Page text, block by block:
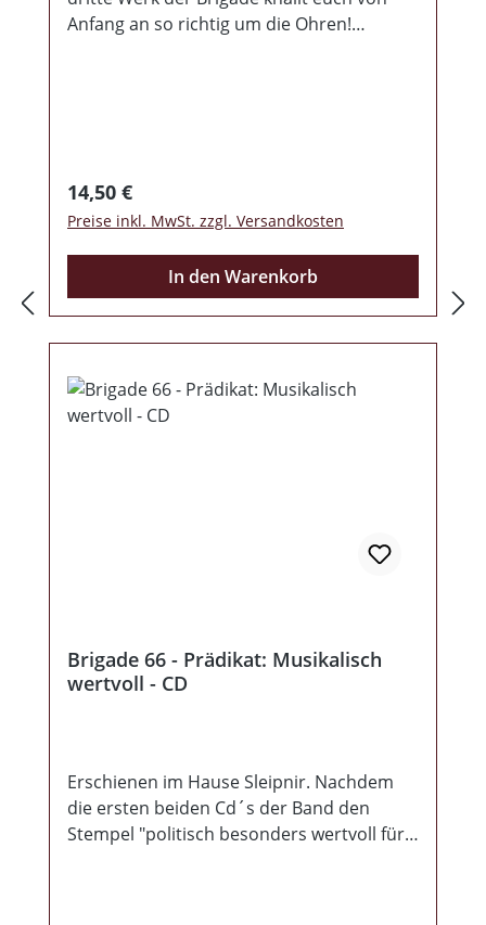
Anfang an so richtig um die Ohren!
genau wie aktuelle Themen. 12 Lieder
warten darauf wie ein Sturm durch eure
Boxen zu fegen. >>> Zitat Label!
Regulärer Preis:
14,50 €
Preise inkl. MwSt. zzgl. Versandkosten
In den Warenkorb
Brigade 66 - Prädikat: Musikalisch
wertvoll - CD
Erschienen im Hause Sleipnir. Nachdem
die ersten beiden Cd´s der Band den
Stempel "politisch besonders wertvoll für